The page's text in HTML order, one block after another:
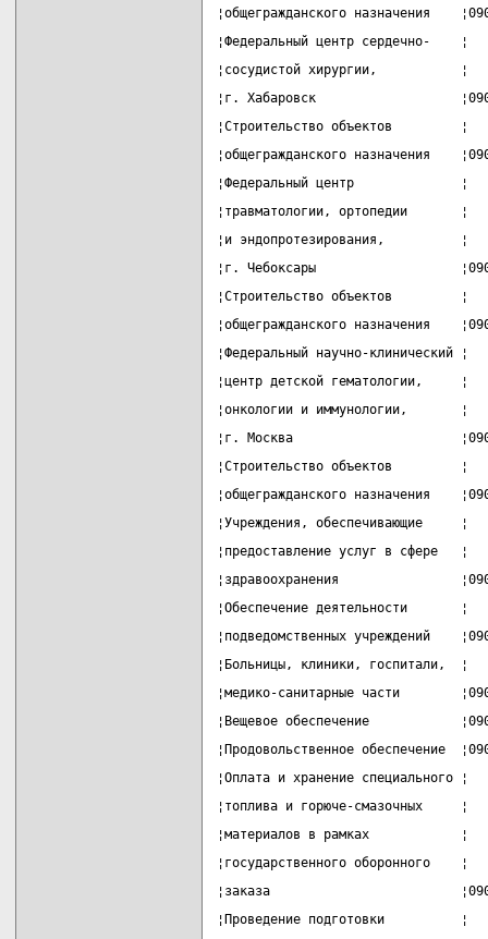
¦общегражданского назначения
¦Федеральный центр
¦сосудистой хирургии,
¦г. Хабаровск
¦Строительство объектов
¦общегражданского назначения
¦Федеральный центр
¦травматологии, ортопедии
¦и эндопротезирования,
¦г. Чебоксары
¦Строительство объектов
¦общегражданского назначения
¦Федеральный научно-
¦центр детской
¦онкологии и иммунологии,
¦г. Москва
¦Строительство объектов
¦общегражданского назначения
¦Учреждения,
¦предоставление услуг в
¦здравоохранения
¦Обеспечение деятельности
¦подведомственных учреждений
¦Больницы, клиники,
¦медико-санитарные части
¦Вещевое обеспечение
¦Продовольственное обеспечение
¦Оплата и хранение
¦топлива и горюче-
¦материалов в рамках
¦государственного
¦заказа
¦Проведение подготовки